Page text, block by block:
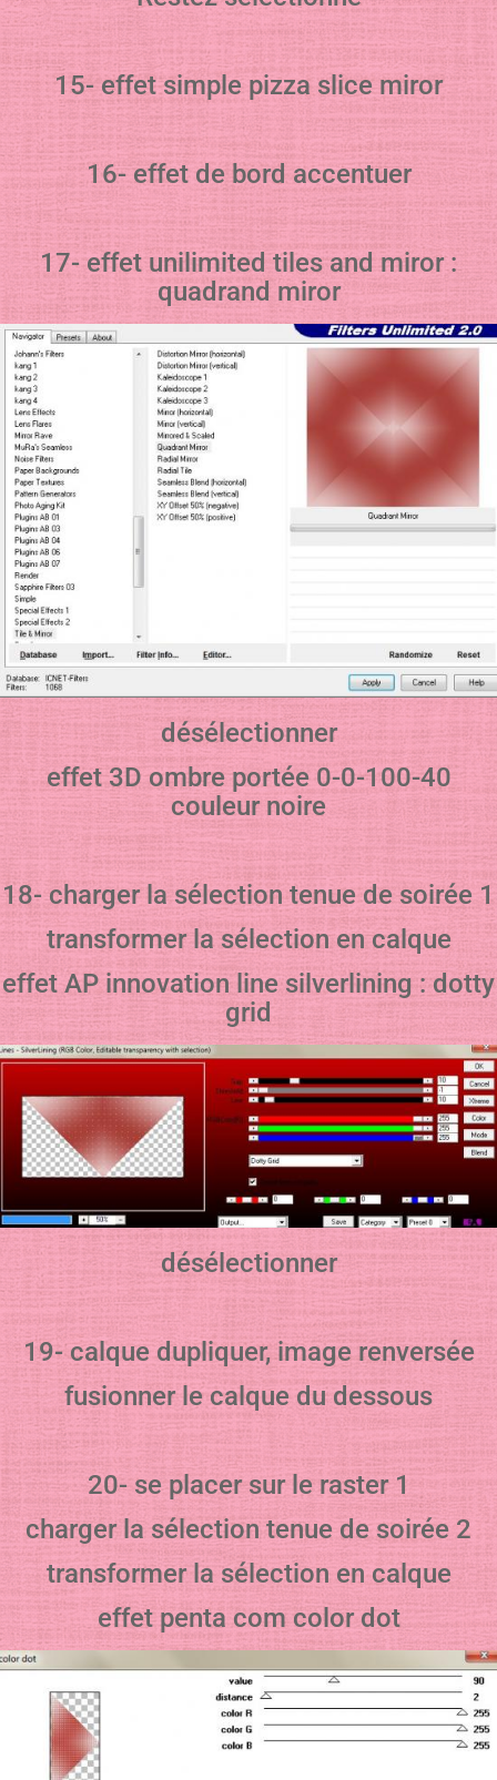
15- effet simple pizza slice miror
16- effet de bord accentuer
17- effet unilimited tiles and miror :
quadrand miror
désélectionner
effet 3D ombre portée 0-0-100-40
couleur noire
18- charger la sélection tenue de soirée 1
transformer la sélection en calque
effet AP innovation line silverlining : dotty
grid
désélectionner
19- calque dupliquer, image renversée
fusionner le calque du dessous
20- se placer sur le raster 1
charger la sélection tenue de soirée 2
transformer la sélection en calque
effet penta com color dot